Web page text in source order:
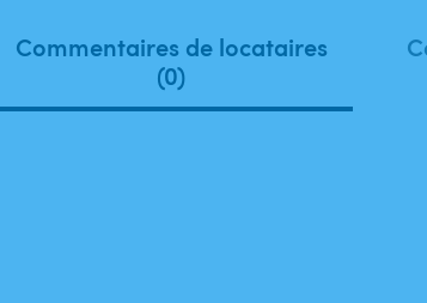
Commentaires de locataires
(0)